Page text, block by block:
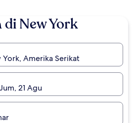
New York
Amerika Serikat
21 Agu